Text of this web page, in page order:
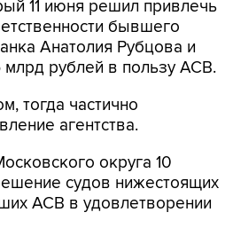
11 июня решил привлечь
бывшего
Анатолия Рубцова и
млрд рублей в пользу АСВ.
тогда частично
агентства.
округа 10
судов нижестоящих
АСВ в удовлетворении